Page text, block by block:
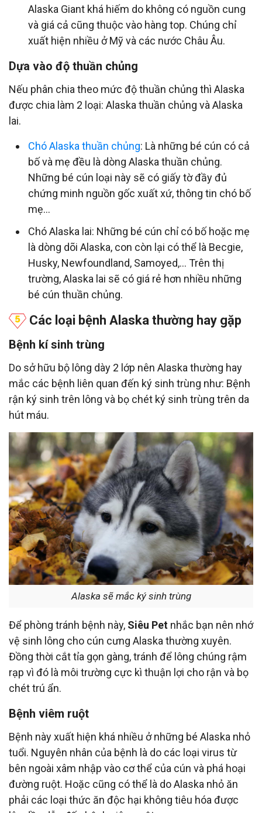
Alaska Giant khá hiếm do không có nguồn cung
và giá cả cũng thuộc vào hàng top. Chúng chỉ
xuất hiện nhiều ở Mỹ và các nước Châu Âu.
Dựa vào độ thuần chủng
Nếu phân chia theo mức độ thuần chủng thì Alaska
được chia làm 2 loại: Alaska thuần chủng và Alaska
lai.
Chó Alaska thuần chủng: Là những bé cún có cả
bố và mẹ đều là dòng Alaska thuần chủng.
Những bé cún loại này sẽ có giấy tờ đầy đủ
chứng minh nguồn gốc xuất xứ, thông tin chó bố
mẹ...
Chó Alaska lai: Những bé cún chỉ có bố hoặc mẹ
là dòng dõi Alaska, con còn lại có thể là Becgie,
Husky, Newfoundland, Samoyed,… Trên thị
trường, Alaska lai sẽ có giá rẻ hơn nhiều những
bé cún thuần chủng.
Các loại bệnh Alaska thường hay gặp
Bệnh kí sinh trùng
Do sở hữu bộ lông dày 2 lớp nên Alaska thường hay
mắc các bệnh liên quan đến ký sinh trùng như: Bệnh
rận ký sinh trên lông và bọ chét ký sinh trùng trên da
hút máu.
Alaska sẽ mắc ký sinh trùng
Để phòng tránh bệnh này, Siêu Pet nhắc bạn nên nhớ
vệ sinh lông cho cún cưng Alaska thường xuyên.
Đồng thời cắt tỉa gọn gàng, tránh để lông chúng rậm
rạp vì đó là môi trường cực kì thuận lợi cho rận và bọ
chét trú ẩn.
Bệnh viêm ruột
Bệnh này xuất hiện khá nhiều ở những bé Alaska nhỏ
tuổi. Nguyên nhân của bệnh là do các loại virus từ
bên ngoài xâm nhập vào cơ thể của cún và phá hoại
đường ruột. Hoặc cũng có thể là do Alaska nhỏ ăn
phải các loại thức ăn độc hại không tiêu hóa được